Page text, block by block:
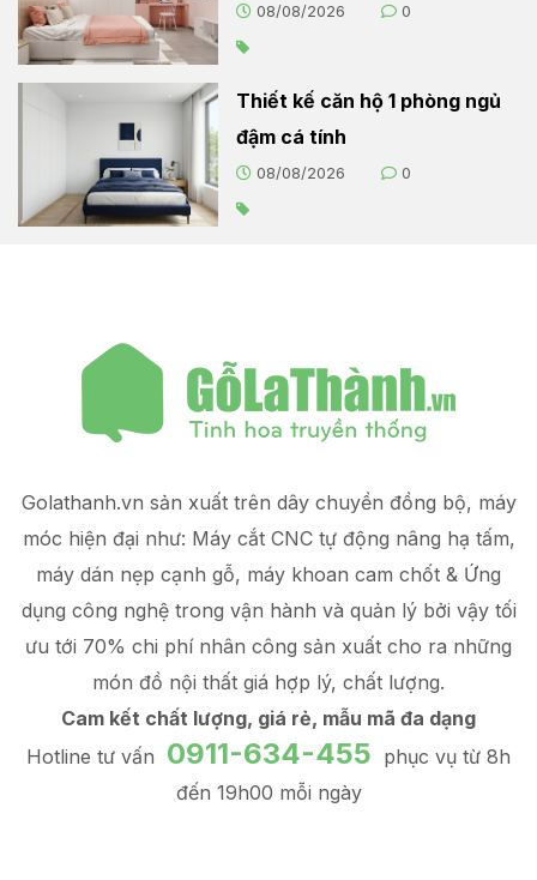
08/08/2026 0
Thiết kế căn hộ 1 phòng ngủ
đậm cá tính
08/08/2026 0
Golathanh.vn sản xuất trên dây chuyền đồng bộ, máy
móc hiện đại như: Máy cắt CNC tự động nâng hạ tấm,
máy dán nẹp cạnh gỗ, máy khoan cam chốt & Ứng
dụng công nghệ trong vận hành và quản lý bởi vậy tối
ưu tới 70% chi phí nhân công sản xuất cho ra những
món đồ nội thất giá hợp lý, chất lượng.
Cam kết chất lượng, giá rẻ, mẫu mã đa dạng
Hotline tư vấn 0911-634-455 phục vụ từ 8h
đến 19h00 mỗi ngày